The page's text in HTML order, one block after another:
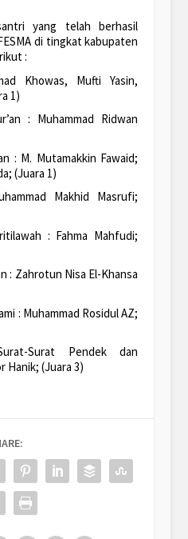
yang telah berhasil
di tingkat kabupaten
:
Khowas, Mufti Yasin,
1)
: Muhammad Ridwan
: M. Mutamakkin Fawaid;
(Juara 1)
Makhid Masrufi;
: Fahma Mahfudi;
: Zahrotun Nisa El-Khansa
: Muhammad Rosidul AZ;
Surat Pendek dan
Hanik; (Juara 3)